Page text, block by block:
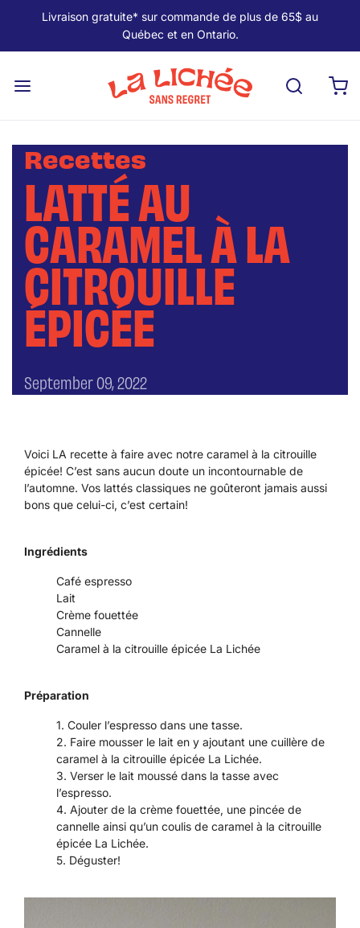
Livraison gratuite* sur commande de plus de 65$ au
Québec et en Ontario.
Recettes
LATTÉ AU
CARAMEL À LA
CITROUILLE
ÉPICÉE
September 09, 2022
Voici LA recette à faire avec notre caramel à la citrouille
épicée! C’est sans aucun doute un incontournable de
l’automne. Vos lattés classiques ne goûteront jamais aussi
bons que celui-ci, c’est certain!
Ingrédients
Café espresso
Lait
Crème fouettée
Cannelle
Caramel à la citrouille épicée La Lichée
Préparation
Couler l’espresso dans une tasse.
Faire mousser le lait en y ajoutant une cuillère de
caramel à la citrouille épicée La Lichée.
Verser le lait moussé dans la tasse avec
l’espresso.
Ajouter de la crème fouettée, une pincée de
cannelle ainsi qu’un coulis de caramel à la citrouille
épicée La Lichée.
Déguster!